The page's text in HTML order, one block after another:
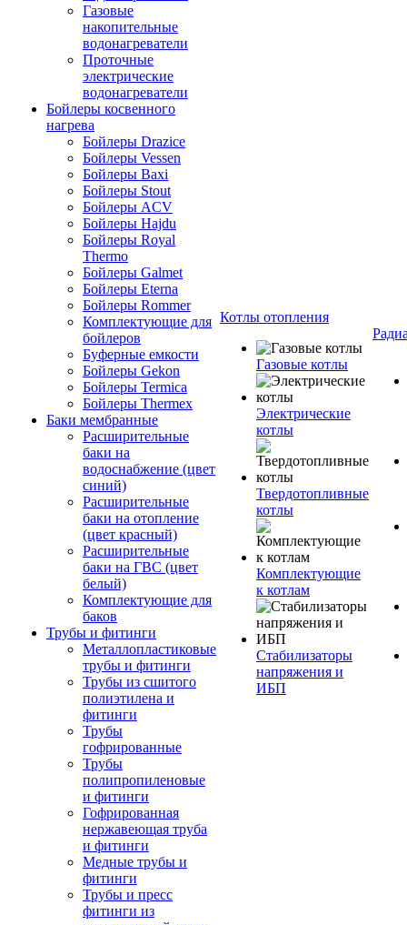
Газовые
накопительные
водонагреватели
Проточные
электрические
водонагреватели
Бойлеры косвенного
нагрева
Бойлеры Drazice
Бойлеры Vessen
Бойлеры Baxi
Бойлеры Stout
Бойлеры ACV
Бойлеры Hajdu
Бойлеры Royal
Thermo
Бойлеры Galmet
Бойлеры Eterna
Бойлеры Rommer
Комплектующие для
бойлеров
Буферные емкости
Бойлеры Gekon
Бойлеры Termica
Бойлеры Thermex
Баки мембранные
Расширительные
баки на
водоснабжение (цвет
синий)
Расширительные
баки на отопление
(цвет красный)
Расширительные
баки на ГВС (цвет
белый)
Комплектующие для
баков
Трубы и фитинги
Металлопластиковые
трубы и фитинги
Трубы из сшитого
полиэтилена и
фитинги
Трубы
гофрированные
Трубы
полипропиленовые
и фитинги
Гофрированная
нержавеющая труба
и фитинги
Медные трубы и
фитинги
Трубы и пресс
фитинги из
Котлы отопления
Газовые котлы
Электрические
котлы
Твердотопливные
котлы
Комплектующие
к котлам
Стабилизаторы
напряжения и
ИБП